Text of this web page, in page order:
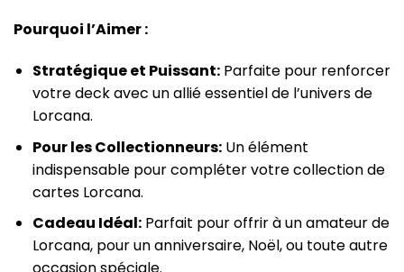
Pourquoi l’Aimer :
Stratégique et Puissant:Parfaite pour renforcer
votre deck avec un allié essentiel de l’univers de
Lorcana.
Pour les Collectionneurs:Un élément
indispensable pour compléter votre collection de
cartes Lorcana.
Cadeau Idéal:Parfait pour offrir à un amateur de
Lorcana, pour un anniversaire, Noël, ou toute autre